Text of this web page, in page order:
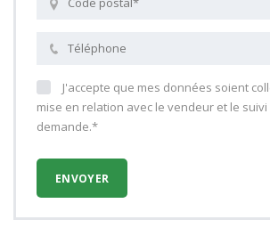
J'accepte que mes données soient
mise en relation avec le vendeur et le suivi
demande.*